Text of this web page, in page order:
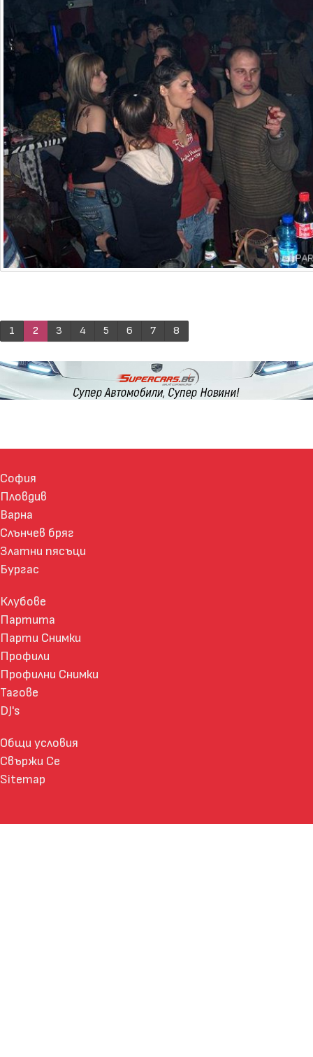
1 2 3 4 5 6 7 8
София
Пловдив
Варна
Слънчев бряг
Златни пясъци
Бургас
Клубове
Партита
Парти Снимки
Профили
Профилни Снимки
Тагове
DJ's
Общи условия
Свържи Се
Sitemap